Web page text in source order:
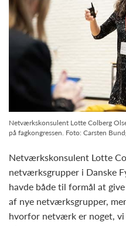
Netværkskonsulent Lotte Colberg
på fagkongressen. Foto: Carsten
Netværkskonsulent Lotte
netværksgrupper i Danske
havde både til formål at
af nye netværksgrupper,
hvorfor netværk er noget, vi